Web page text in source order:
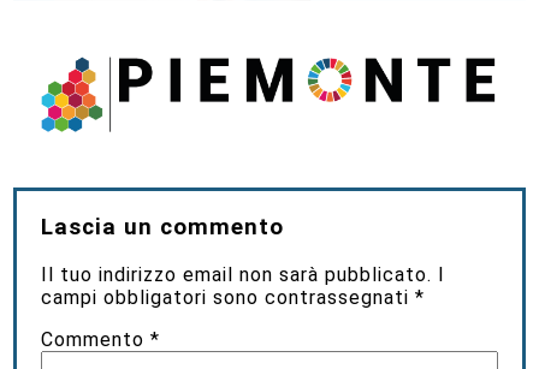
Lascia un commento
Il tuo indirizzo email non sarà pubblicato. I
campi obbligatori sono contrassegnati*
Commento*